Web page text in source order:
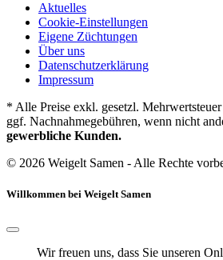
Aktuelles
Cookie-Einstellungen
Eigene Züchtungen
Über uns
Datenschutzerklärung
Impressum
* Alle Preise exkl. gesetzl.
ggf. Nachnahmegebühren, wenn nicht
gewerbliche Kunden.
© 2026 Weigelt Samen - Alle Rechte
Willkommen bei Weigelt Samen
Wir freuen uns, dass Sie unseren